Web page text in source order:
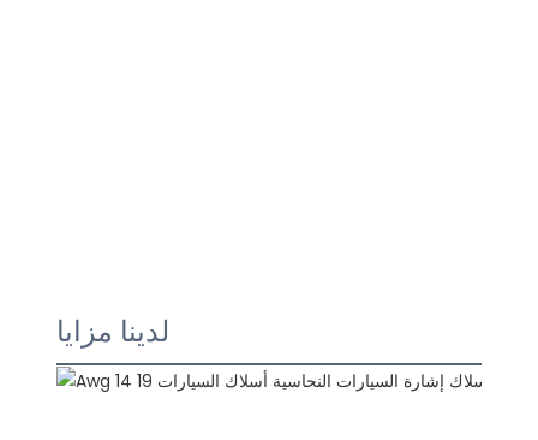
لدينا مزايا